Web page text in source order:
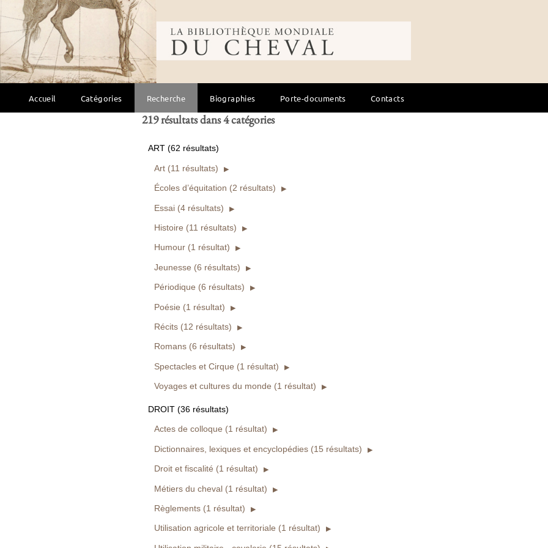
Bibliothèque mondiale du cheval
Accueil Catégories Recherche Biographies Porte-documents Contacts
Ou entre et
Ouvrages numérisés seuls
Rechercher Réinitialiser
219 résultats dans 4 catégories
ART (62 résultats)
Art (11 résultats)
Écoles d’équitation (2 résultats)
Essai (4 résultats)
Histoire (11 résultats)
Humour (1 résultat)
Jeunesse (6 résultats)
Périodique (6 résultats)
Poésie (1 résultat)
Récits (12 résultats)
Romans (6 résultats)
Spectacles et Cirque (1 résultat)
Voyages et cultures du monde (1 résultat)
DROIT (36 résultats)
Actes de colloque (1 résultat)
Dictionnaires, lexiques et encyclopédies (15 résultats)
Droit et fiscalité (1 résultat)
Métiers du cheval (1 résultat)
Règlements (1 résultat)
Utilisation agricole et territoriale (1 résultat)